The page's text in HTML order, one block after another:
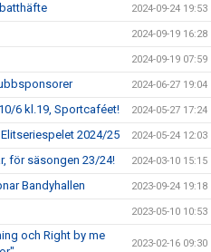
2024-09-24 19:53
2024-09-19 16:28
2024-09-19 07:59
2024-06-27 19:04
6 kl.19, Sportcaféet! 2024-05-27 17:24
2024/25 2024-05-24 12:03
för säsongen 23/24! 2024-03-10 15:15
Bandyhallen 2023-09-24 19:18
2023-05-10 10:53
och Right by me
2023-02-16 09:30